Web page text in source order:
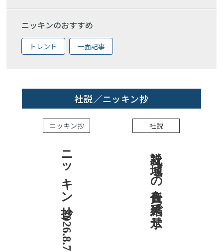
ニッキンのおすすめ
トレンド 一面記事
社説／ニッキン抄
ニッキン抄
ニッキン抄 2026.8.7
社説
社説 地域への責任を結果で示せ